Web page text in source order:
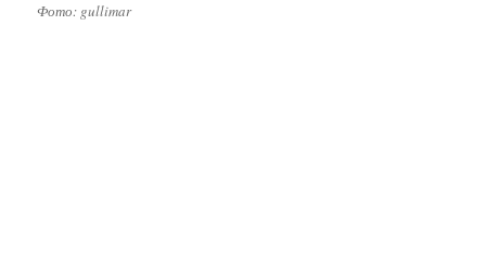
Фото: gullimar